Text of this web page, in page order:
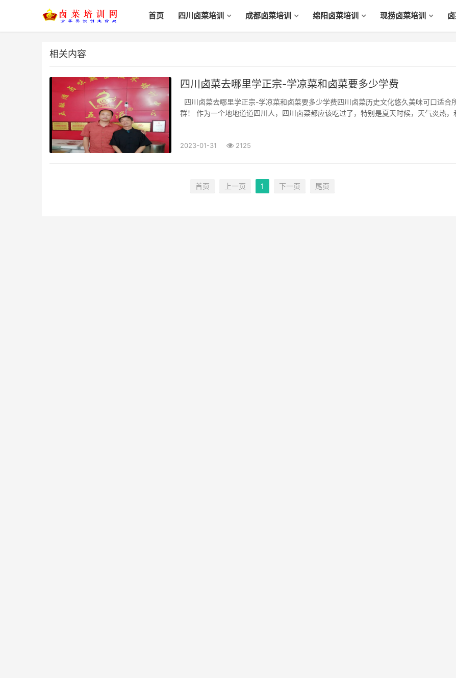
首页 四川卤菜培训 成都卤菜培训 绵阳卤菜培训 现捞卤菜培训
相关内容
四川卤菜去哪里学正宗-学凉菜和卤菜要多少学费
群！ 作为一个地地道道四川人，四川卤菜都应该吃过了，特别是夏天时候，天气炎热，
2023-01-31 2125
首页 上一页 1 下一页 尾页